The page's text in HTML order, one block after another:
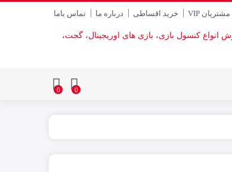
مشتریان VIP خرید اقساطی درباره ما تماس باما
0
0